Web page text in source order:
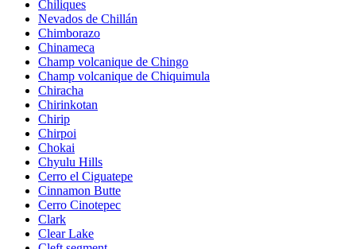
Chiliques
Nevados de Chillán
Chimborazo
Chinameca
Champ volcanique de Chingo
Champ volcanique de Chiquimula
Chiracha
Chirinkotan
Chirip
Chirpoi
Chokai
Chyulu Hills
Cerro el Ciguatepe
Cinnamon Butte
Cerro Cinotepec
Clark
Clear Lake